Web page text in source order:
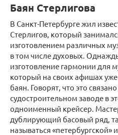
Баян Стерлигова
В Санкт-Петербурге жил
Стерлигов, который
изготовлением различных
в том числе духовых.
изготовление гармонии для
который на своих афишах
баян. Говорят, что это
судостроительном заводе в
одноименный крейсер.
дублирующий басовый ряд,
называться «петербургской»